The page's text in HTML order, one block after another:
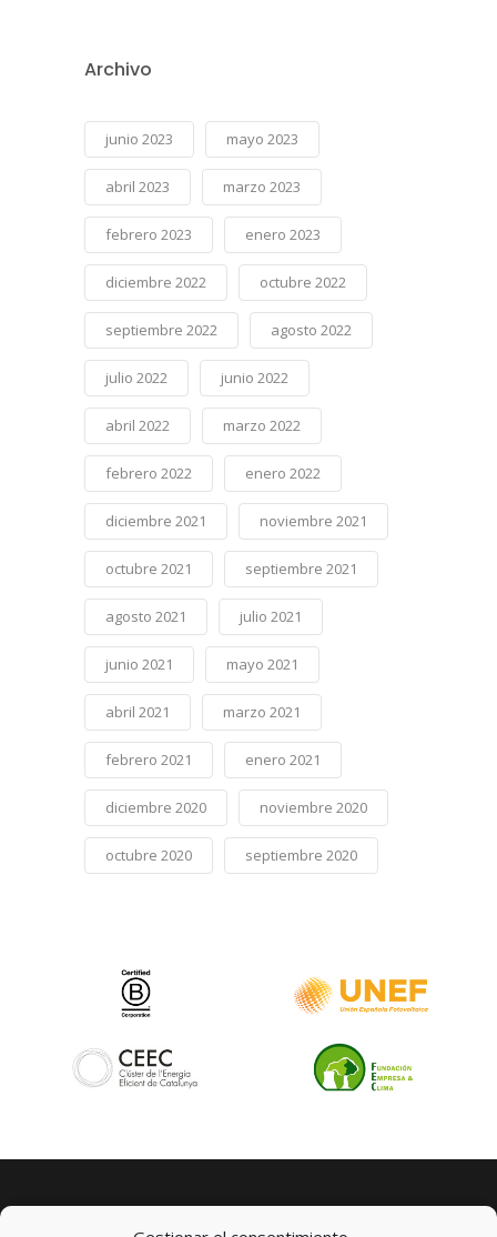
Archivo
junio 2023 mayo 2023
abril 2023 marzo 2023
febrero 2023 enero 2023
diciembre 2022 octubre 2022
septiembre 2022 agosto 2022
julio 2022 junio 2022
abril 2022 marzo 2022
febrero 2022 enero 2022
diciembre 2021 noviembre 2021
octubre 2021 septiembre 2021
agosto 2021 julio 2021
junio 2021 mayo 2021
abril 2021 marzo 2021
febrero 2021 enero 2021
diciembre 2020 noviembre 2020
octubre 2020 septiembre 2020